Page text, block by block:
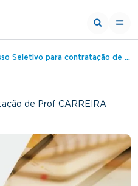
Seletivo para contratação de Prof CARREIRA
de Prof CARREIRA